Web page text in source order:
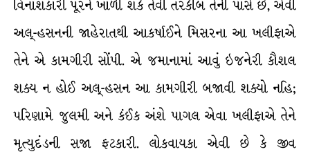
વિનાશકારી પૂરને ખાળી શકે તેવી તરકીબ તેની પાસે છે, એવી
અલ્-હસનની જાહેરાતથી આકર્ષાઈને મિસરના આ ખલીફાએ
તેને એ કામગીરી સોંપી. એ જમાનામાં આવું ઇજનેરી કૌશલ
શક્ય ન હોઈ અલ્-હસન આ કામગીરી બજાવી શક્યો નહિ;
પરિણામે જુલમી અને કંઈક અંશે પાગલ એવા ખલીફાએ તેને
મૃત્યુદંડની સજા ફટકારી. લોકવાયકા એવી છે કે જીવ